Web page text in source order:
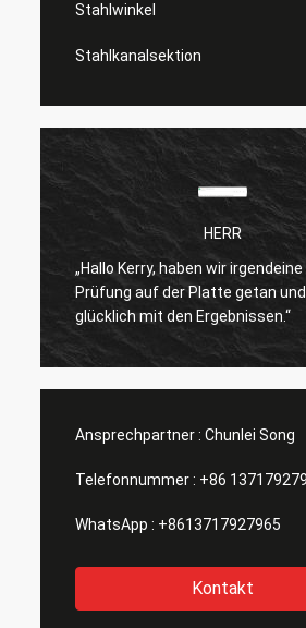
Stahlwinkel
Stahlkanalsektion
HERR
„Hallo Kerry, haben wir
Prüfung auf der Platte getan
glücklich mit den Ergebnissen.“
Ansprechpartner : Chunlei Song
Telefonnummer : +86
WhatsApp : +8613717927965
Kontakt